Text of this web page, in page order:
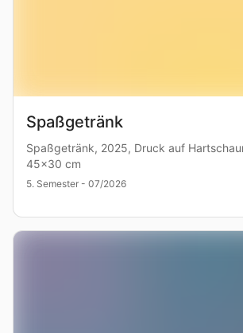
Spaßgetränk
Spaßgetränk, 2025, Druck auf
45x30 cm
5. Semester - 07/2026